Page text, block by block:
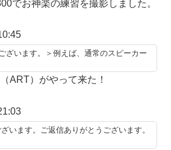
でお神楽の練習を撮影しました。
ざいます。＞例えば、通常のスピーカー
ART）がやって来た！
います。ご返信ありがとうございます。